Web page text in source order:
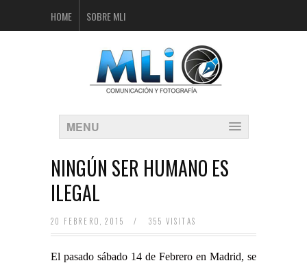
HOME SOBRE MLI
MENU
NINGÚN SER HUMANO ES
ILEGAL
20 FEBRERO, 2015 / 355 VISITAS
El pasado sábado 14 de Febrero en Madrid, se